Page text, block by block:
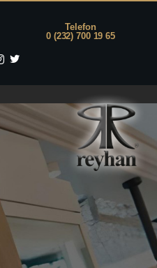
Telefon
0 (232) 700 19 65